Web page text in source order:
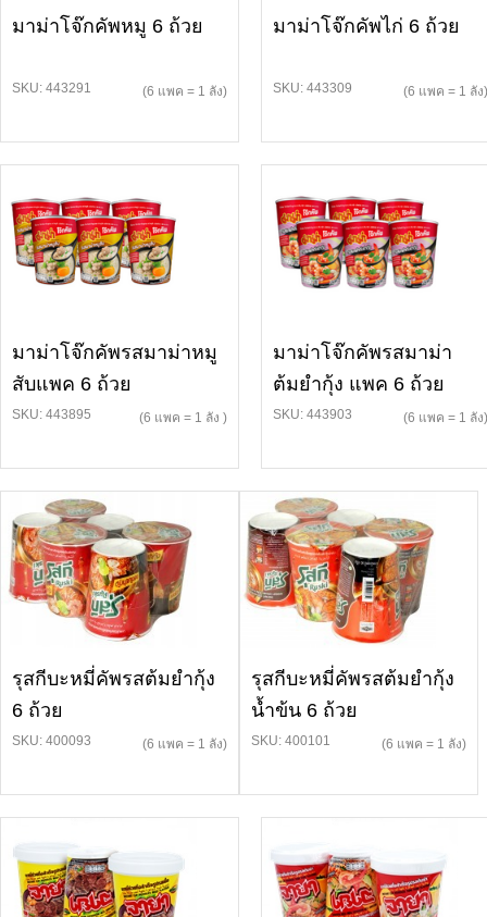
มาม่าโจ๊กคัพหมู 6 ถ้วย
SKU: 443291 (6 แพค = 1 ลัง)
มาม่าโจ๊กคัพไก่ 6 ถ้วย
SKU: 443309 (6 แพค = 1 ลัง)
มาม่าโจ๊กคัพรสมาม่าหมู
สับแพค 6 ถ้วย
SKU: 443895 (6 แพค = 1 ลัง )
มาม่าโจ๊กคัพรสมาม่า
ต้มยำกุ้ง แพค 6 ถ้วย
SKU: 443903 (6 แพค = 1 ลัง)
รุสกีบะหมี่คัพรสต้มยำกุ้ง
6 ถ้วย
SKU: 400093 (6 แพค = 1 ลัง)
รุสกีบะหมี่คัพรสต้มยำกุ้ง
น้ำข้น 6 ถ้วย
SKU: 400101 (6 แพค = 1 ลัง)